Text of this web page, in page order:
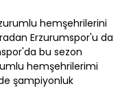
hemşehrilerini
Erzurumspor'u da
bu sezon
hemşehrilerimi
şampiyonluk